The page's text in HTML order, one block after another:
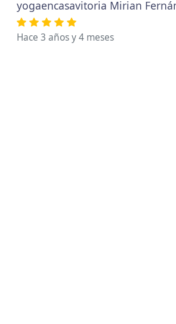
yogaencasavitoria Mirian
Hace 3 años y 4 meses